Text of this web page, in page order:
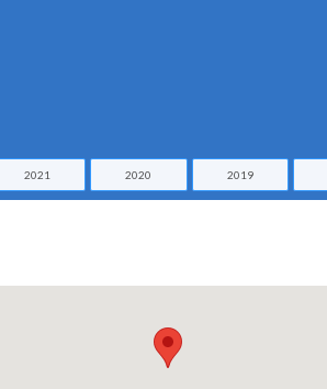
2021 2020 2019